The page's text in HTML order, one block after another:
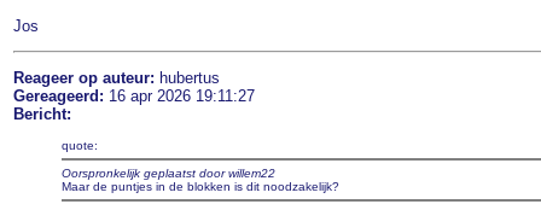
Jos
Reageer op auteur: hubertus
Gereageerd: 16 apr 2026 19:11:27
Bericht:
quote:
Oorspronkelijk geplaatst door willem22
Maar de puntjes in de blokken is dit noodzakelijk?